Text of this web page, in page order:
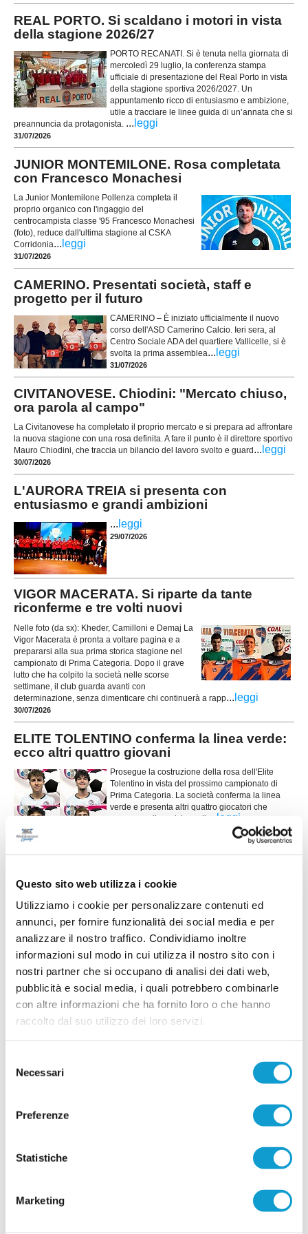
Questo sito web utilizza i cookie
Utilizziamo i cookie per personalizzare contenuti ed
annunci, per fornire funzionalità dei social media e per
analizzare il nostro traffico. Condividiamo inoltre
informazioni sul modo in cui utilizza il nostro sito con i
nostri partner che si occupano di analisi dei dati web,
pubblicità e social media, i quali potrebbero combinarle
con altre informazioni che ha fornito loro o che hanno
raccolto dal suo utilizzo dei loro servizi.
delNecessari
Preferenze
Statistiche
Marketing
REAL PORTO. Si scaldano i motori in vista
della stagione 2026/27
PORTO RECANATI. Si è tenuta nella giornata di
mercoledì 29 luglio, la conferenza stampa
ufficiale di presentazione del Real Porto in vista
della stagione sportiva 2026/2027. Un
appuntamento ricco di entusiasmo e ambizione,
utile a tracciare le linee guida di un’annata che si
preannuncia da protagonista. ... leggi
31/07/2026
JUNIOR MONTEMILONE. Rosa completata
con Francesco Monachesi
La Junior Montemilone Pollenza completa il
proprio organico con l'ingaggio del
centrocampista classe '95 Francesco Monachesi
(foto), reduce dall'ultima stagione al CSKA
Corridonia... leggi
31/07/2026
CAMERINO. Presentati società, staff e
progetto per il futuro
CAMERINO – È iniziato ufficialmente il nuovo
corso dell'ASD Camerino Calcio. Ieri sera, al
Centro Sociale ADA del quartiere Vallicelle, si è
svolta la prima assemblea... leggi
31/07/2026
CIVITANOVESE. Chiodini: "Mercato chiuso,
ora parola al campo"
La Civitanovese ha completato il proprio mercato e si prepara ad affrontare
la nuova stagione con una rosa definita. A fare il punto è il direttore sportivo
Mauro Chiodini, che traccia un bilancio del lavoro svolto e guard ... leggi
30/07/2026
L'AURORA TREIA si presenta con
entusiasmo e grandi ambizioni
... leggi
29/07/2026
VIGOR MACERATA. Si riparte da tante
riconferme e tre volti nuovi
Nelle foto (da sx): Kheder, Camilloni e Demaj La
Vigor Macerata è pronta a voltare pagina e a
prepararsi alla sua prima storica stagione nel
campionato di Prima Categoria. Dopo il grave
lutto che ha colpito la società nelle scorse
settimane, il club guarda avanti con
determinazione, senza dimenticare chi continuerà a rapp... leggi
30/07/2026
ELITE TOLENTINO conferma la linea verde:
ecco altri quattro giovani
Prosegue la costruzione della rosa dell'Elite
Tolentino in vista del prossimo campionato di
Prima Categoria. La società conferma la linea
verde e presenta altri quattro giocatori che
saranno a disposizione di
leggi
ambizioso: le novità
rosa che affronterà la stagione 2026/2027, puntando su un mix di giovani
talenti, giocatori già pronti per la categoria e figure di esperienza nell'area
tecnica. Il club di Potenza Picena ha ufficializzato una serie di innesti che
...leggi
29/07/2026
LORESE. Prende forma la nuova squadra di
mister Malatesta
... leggi
RICCI: "Mercato importante, ora dobbiamo
28/07/2026